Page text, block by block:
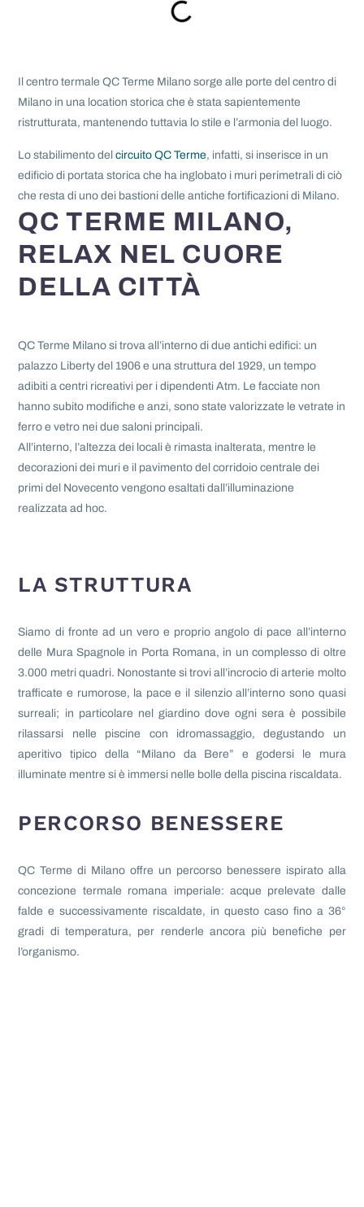
Il centro termale QC Terme Milano sorge alle porte del centro di
Milano in una location storica che è stata sapientemente
ristrutturata, mantenendo tuttavia lo stile e l’armonia del luogo.
Lo stabilimento delcircuito QC Terme, infatti, si inserisce in un
edificio di portata storica che ha inglobato i muri perimetrali di ciò
che resta di uno dei bastioni delle antiche fortificazioni di Milano.
QC TERME MILANO,
RELAX NEL CUORE
DELLA CITTÀ
QC Terme Milano si trova all’interno di due antichi edifici: un
palazzo Liberty del 1906 e una struttura del 1929, un tempo
adibiti a centri ricreativi per i dipendenti Atm. Le facciate non
hanno subito modifiche e anzi, sono state valorizzate le vetrate in
ferro e vetro nei due saloni principali.
All’interno, l’altezza dei locali è rimasta inalterata, mentre le
decorazioni dei muri e il pavimento del corridoio centrale dei
primi del Novecento vengono esaltati dall’illuminazione
realizzata ad hoc.
LA STRUTTURA
Siamo di fronte ad un vero e proprio angolo di pace all’interno
delle Mura Spagnole in Porta Romana, in un complesso di oltre
3.000 metri quadri. Nonostante si trovi all’incrocio di arterie molto
trafficate e rumorose, la pace e il silenzio all’interno sono quasi
surreali; in particolare nel giardino dove ogni sera è possibile
rilassarsi nelle piscine con idromassaggio, degustando un
aperitivo tipico della “Milano da Bere” e godersi le mura
illuminate mentre si è immersi nelle bolle della piscina riscaldata.
PERCORSO BENESSERE
QC Terme di Milano offre un percorso benessere ispirato alla
concezione termale romana imperiale: acque prelevate dalle
falde e successivamente riscaldate, in questo caso fino a 36°
gradi di temperatura, per renderle ancora più benefiche per
l’organismo.